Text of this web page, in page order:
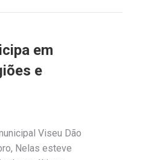
em
e
Viseu Dão
Nelas esteve